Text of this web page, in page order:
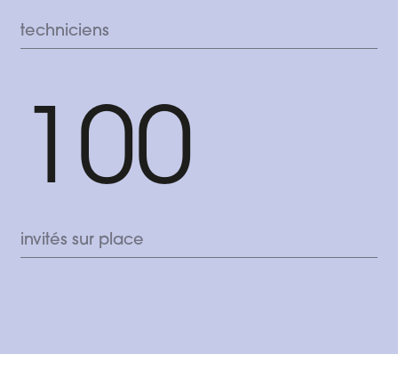
techniciens
100
invités sur place